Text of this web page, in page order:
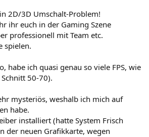
2D/3D Umschalt-Problem!
ihr euch in der Gaming Szene
professionell mit Team etc.
spielen.
habe ich quasi genau so viele FPS, wie
50-70).
mysteriös, weshalb ich mich auf
habe.
installiert (hatte System Frisch
der neuen Grafikkarte, wegen